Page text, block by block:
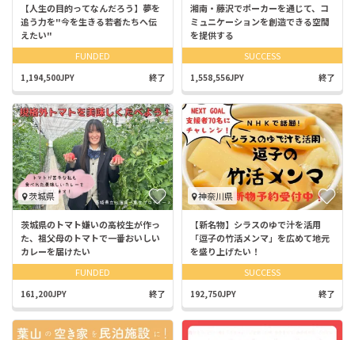
【人生の目的ってなんだろう】夢を
追う力を"今を生きる若者たちへ伝
えたい"
FUNDED
1,194,500JPY 終了
湘南・藤沢でポーカーを通じて、コ
ミュニケーションを創造できる空間
を提供する
SUCCESS
1,558,556JPY 終了
茨城県
茨城県のトマト嫌いの高校生が作っ
た、祖父母のトマトで一番おいしい
カレーを届けたい
FUNDED
161,200JPY 終了
神奈川県
【新名物】シラスのゆで汁を活用
「逗子の竹活メンマ」を広めて地元
を盛り上げたい！
SUCCESS
192,750JPY 終了